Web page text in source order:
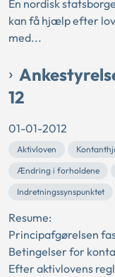
En nordisk
kan få hjælp efter
med...
12
01-01-2012
Aktivloven
Ændring i forholdene
Indretningssynspunktet
Resume:
Principafgørelsen
Betingelser for
Efter aktivlovens